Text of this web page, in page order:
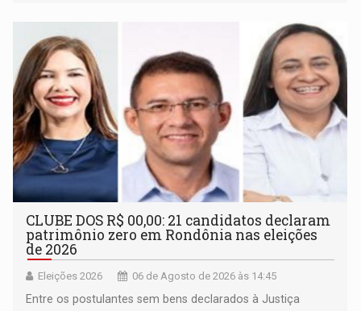
garantir
CLUBE DOS R$ 00,00: 21 candidatos declaram
patrimônio zero em Rondônia nas eleições
de 2026
Eleições 2026 06 de Agosto de 2026 às 14:45
Entre os postulantes sem bens declarados à Justiça